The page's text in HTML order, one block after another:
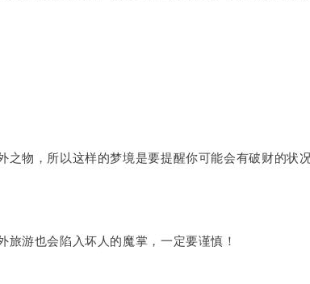
物，所以这样的梦境是要提醒你可能会有破财的状况
游也会陷入坏人的魔掌，一定要谨慎！